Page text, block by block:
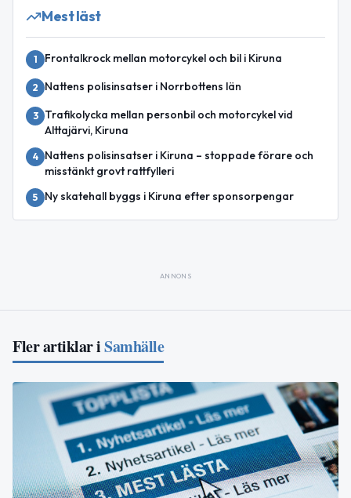
Mest läst
1 Frontalkrock mellan motorcykel och bil i Kiruna
2 Nattens polisinsatser i Norrbottens län
3
Trafikolycka mellan personbil och motorcykel vid
Alttajärvi, Kiruna
4
Nattens polisinsatser i Kiruna – stoppade förare och
misstänkt grovt rattfylleri
5 Ny skatehall byggs i Kiruna efter sponsorpengar
ANNONS
Fler artiklar iSamhälle